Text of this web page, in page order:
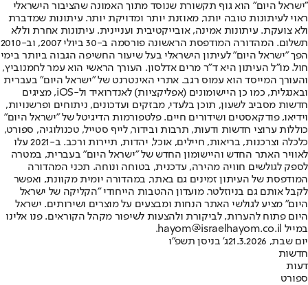
"ישראל היום" הוא גוף תקשורת שנוסד מתוך האמונה שהציבור הישראלי
ראוי לעיתונות טובה יותר, מאוזנת יותר ומדויקת יותר. עיתונות שמדברת
ולא צועקת. עיתונות אמינה, אובייקטיבית ועניינית. עיתונות אחרת וללא
תשלום. המהדורה המודפסת הראשונה פורסמה ב-30 ביולי 2007, וב-2010
הפך "ישראל היום" לעיתון הישראלי בעל שיעור החשיפה הגבוה ביותר בימי
חול. מו"ל העיתון היא ד"ר מרים אדלסון. העורך הראשי הוא עמר לחמנוביץ,
והעורך המייסד הוא עמוס רגב. אתרי האינטרנט של "ישראל היום" בעברית
ובאנגלית, כמו כן היישומונים (אפליקציות) לאנדרואיד ול-iOS, מציגים
חדשות מסביב לשעון, תוכן בלעדי, מבזקים ועדכונים, ניתוחים ופרשנויות,
וידיאו, פודקאסטים ושידורים חיים. פלטפורמות הדיגיטל של "ישראל היום"
כוללות ערוצי חדשות ודעות, תרבות ובידור, לייף סטייל, טכנולוגיה, ספורט,
כלכלה וצרכנות, בריאות, חיילים, אוכל, יהדות, תיירות ורכב. ב-2021 עלו
לאוויר האתר החדש והיישומון החדש של "ישראל היום" בעברית, במטרה
לספק לגולשים חוויה מהירה, עדכנית, בטוחה ונוחה. תכני המהדורה
המודפסת של העיתון זמינים גם באתר, במהדורה יומית מקוונת, ואפשר
לקבל אותם גם בניוזלטר. מועדון ההטבות הייחודי "הקליקה של ישראל
היום" מציע לגולשי האתר הנחות ומבצעים על מוצרים ושירותים. ישראל
היום פתוח להערות, לביקורת ולהצעות לשיפור מקהל הקוראים. פנו אלינו
במייל hayom@israelhayom.co.il.
יום שבת, 21.3.2026
ג' בניסן תשפ"ו
חדשות
דעות
ספורט